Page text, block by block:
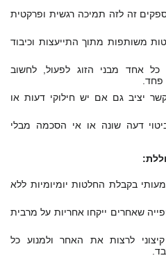
זה לזה תמיכה רגשית ופרקטית
משותפות מתוך התייעצות וכיבוד
כל אחד מבני הזוג לפעול, לחשוב
פחד.
יציב גם אם יש חילוקי דעות או
דעה שונה או אי הסכמה מבלי
בקבלת החלטות יומיומיות ללא
שאחרים ייקחו אחריות על מרבית
לרצות את האחר ולמנוע כל